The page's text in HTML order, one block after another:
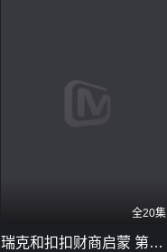
全20集
瑞克和扣扣财商启蒙 第二